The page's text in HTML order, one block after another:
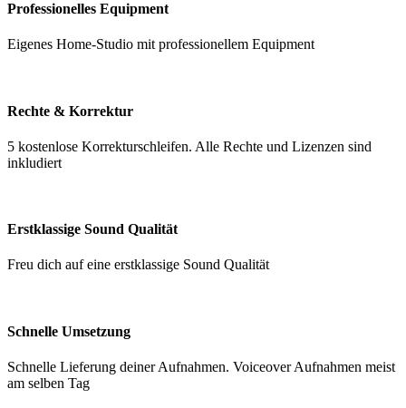
Professionelles Equipment
Eigenes Home-Studio mit professionellem Equipment
Rechte & Korrektur
5 kostenlose Korrekturschleifen. Alle Rechte und Lizenzen sind
inkludiert
Erstklassige Sound Qualität
Freu dich auf eine erstklassige Sound Qualität
Schnelle Umsetzung
Schnelle Lieferung deiner Aufnahmen. Voiceover Aufnahmen meist
am selben Tag